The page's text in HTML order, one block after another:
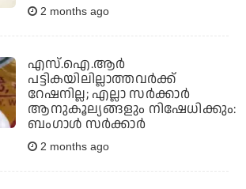
2 months ago
എസ്.ഐ.ആര്‍
പട്ടികയിലില്ലാത്തവര്‍ക്ക്
റേഷനില്ല; എല്ലാ സര്‍ക്കാര്‍
ആനുകൂല്യങ്ങളും നിഷേധിക്കും:
ബംഗാള്‍ സര്‍ക്കാര്‍
2 months ago